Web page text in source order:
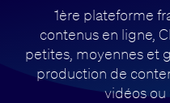
1ère plateforme
contenus en ligne,
petites, moyennes et
production de
vidéos ou